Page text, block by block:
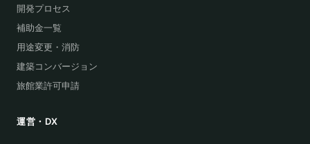
開発プロセス
補助金一覧
用途変更・消防
建築コンバージョン
旅館業許可申請
運営・DX